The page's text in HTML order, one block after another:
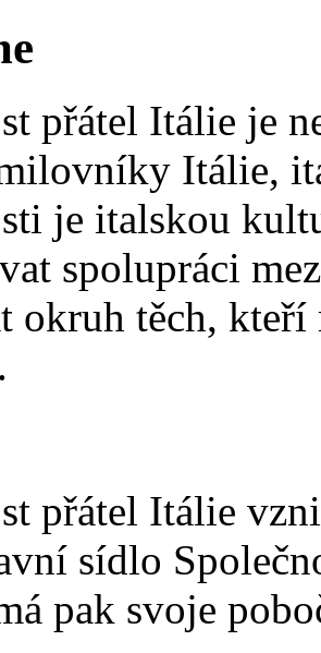
přátel Itálie je
Itálie,
je italskou
spolupráci
okruh těch,
přátel Itálie
sídlo
pak svoje